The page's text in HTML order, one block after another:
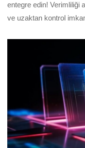
entegre edin! Verimliliği
ve uzaktan kontrol